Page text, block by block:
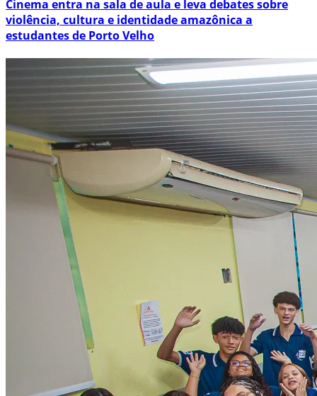
Cinema entra na sala de aula e leva debates sobre
violência, cultura e identidade amazônica a
estudantes de Porto Velho